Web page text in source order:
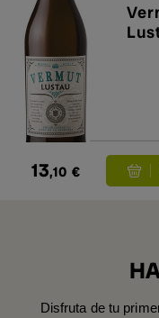
13,10 €
Disfruta de tu